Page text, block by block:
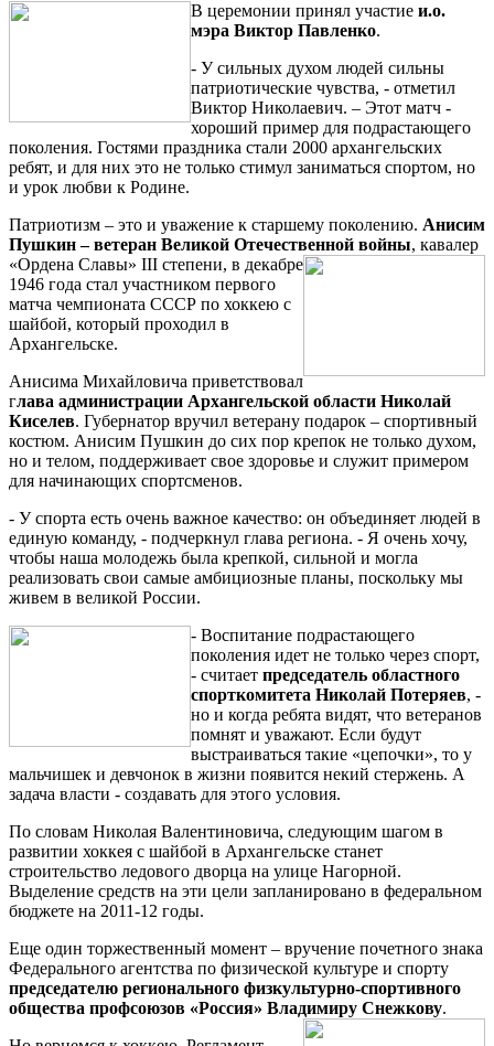
В церемонии принял участие и.о.
мэра Виктор Павленко.
- У сильных духом людей сильны
патриотические чувства, - отметил
Виктор Николаевич. – Этот матч -
хороший пример для подрастающего
поколения. Гостями праздника стали 2000 архангельских
ребят, и для них это не только стимул заниматься спортом, но
и урок любви к Родине.
Патриотизм – это и уважение к старшему поколению. Анисим
Пушкин – ветеран Великой Отечественной войны, кавалер
«Ордена Славы» III степени, в декабре
1946 года стал участником первого
матча чемпионата СССР по хоккею с
шайбой, который проходил в
Архангельске.
Анисима Михайловича приветствовал
глава администрации Архангельской области Николай
Киселев. Губернатор вручил ветерану подарок – спортивный
костюм. Анисим Пушкин до сих пор крепок не только духом,
но и телом, поддерживает свое здоровье и служит примером
для начинающих спортсменов.
- У спорта есть очень важное качество: он объединяет людей в
единую команду, - подчеркнул глава региона. - Я очень хочу,
чтобы наша молодежь была крепкой, сильной и могла
реализовать свои самые амбициозные планы, поскольку мы
живем в великой России.
- Воспитание подрастающего
поколения идет не только через спорт,
- считает председатель областного
спорткомитета Николай Потеряев, -
но и когда ребята видят, что ветеранов
помнят и уважают. Если будут
выстраиваться такие «цепочки», то у
мальчишек и девчонок в жизни появится некий стержень. А
задача власти - создавать для этого условия.
По словам Николая Валентиновича, следующим шагом в
развитии хоккея с шайбой в Архангельске станет
строительство ледового дворца на улице Нагорной.
Выделение средств на эти цели запланировано в федеральном
бюджете на 2011-12 годы.
Еще один торжественный момент – вручение почетного знака
Федерального агентства по физической культуре и спорту
председателю регионального физкультурно-спортивного
общества профсоюзов «Россия» Владимиру Снежкову.